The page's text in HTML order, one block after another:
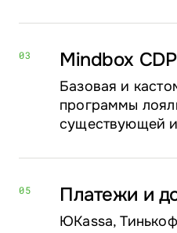
03 Mindbox CDP
Базовая и
программы
существующей
05 Платежи и
ЮKassa,